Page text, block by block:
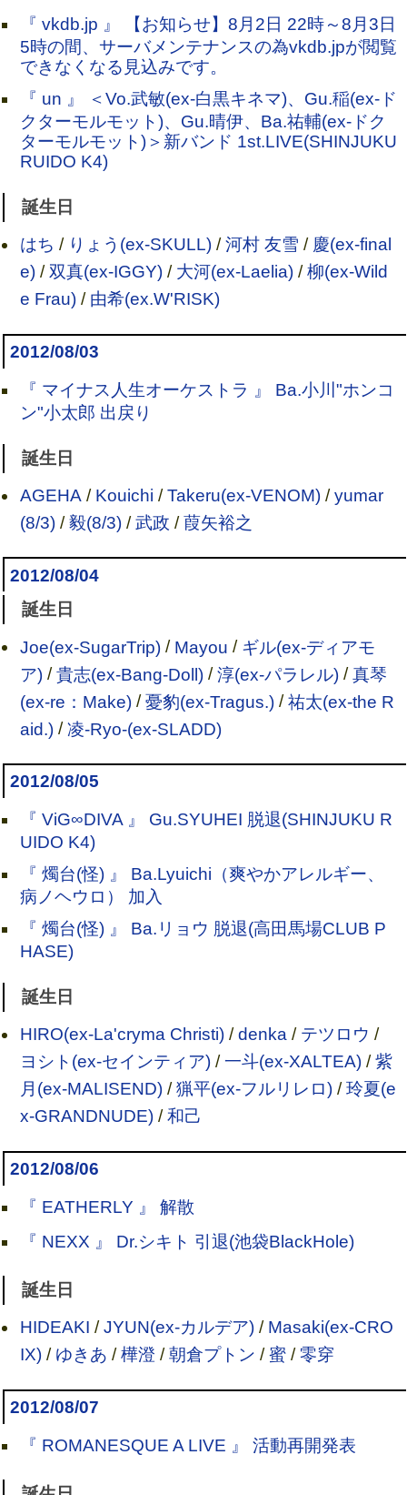
『 vkdb.jp 』 【お知らせ】8月2日 22時～8月3日
5時の間、サーバメンテナンスの為vkdb.jpが閲覧
できなくなる見込みです。
『 un 』 ＜Vo.武敏(ex-白黒キネマ)、Gu.稲(ex-ド
クターモルモット)、Gu.晴伊、Ba.祐輔(ex-ドク
ターモルモット)＞新バンド 1st.LIVE(SHINJUKU
RUIDO K4)
誕生日
はち / りょう(ex-SKULL)/河村 友雪 / 慶(ex-final
e)/ 双真(ex-IGGY)/ 大河(ex-Laelia)/柳(ex-Wild
e Frau)/ 由希(ex.W'RISK)
2012/08/03
『 マイナス人生オーケストラ 』 Ba.小川"ホンコ
ン"小太郎 出戻り
誕生日
AGEHA / Kouichi /Takeru(ex-VENOM)/yumar
(8/3)/毅(8/3)/武政 /葭矢裕之
2012/08/04
誕生日
Joe(ex-SugarTrip)/ Mayou / ギル(ex-ディアモ
ア)/貴志(ex-Bang-Doll)/淳(ex-パラレル)/真琴
(ex-re：Make)/憂豹(ex-Tragus.)/祐太(ex-the R
aid.)/凌-Ryo-(ex-SLADD)
2012/08/05
『 ViG∞DIVA 』 Gu.SYUHEI 脱退(SHINJUKU R
UIDO K4)
『 燭台(怪) 』 Ba.Lyuichi（爽やかアレルギー、
病ノヘウロ） 加入
『 燭台(怪) 』 Ba.リョウ 脱退(高田馬場CLUB P
HASE)
誕生日
HIRO(ex-La'cryma Christi)/denka/ テツロウ /
ヨシト(ex-セインティア)/一斗(ex-XALTEA)/紫
月(ex-MALISEND)/猟平(ex-フルリレロ)/玲夏(e
x-GRANDNUDE)/和己
2012/08/06
『 EATHERLY 』 解散
『 NEXX 』 Dr.シキト 引退(池袋BlackHole)
誕生日
HIDEAKI /JYUN(ex-カルデア)/ Masaki(ex-CRO
IX)/ ゆきあ /樺澄 /朝倉プトン /蜜/ 零穿
2012/08/07
『 ROMANESQUE A LIVE 』 活動再開発表